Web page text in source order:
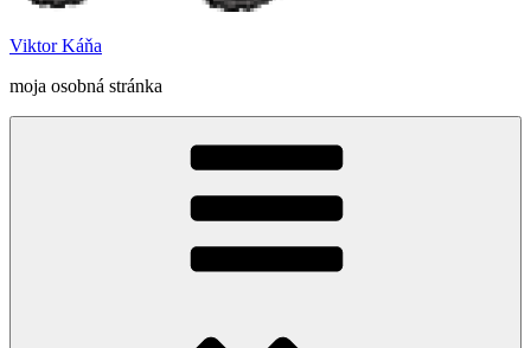
Viktor Káňa
moja osobná stránka